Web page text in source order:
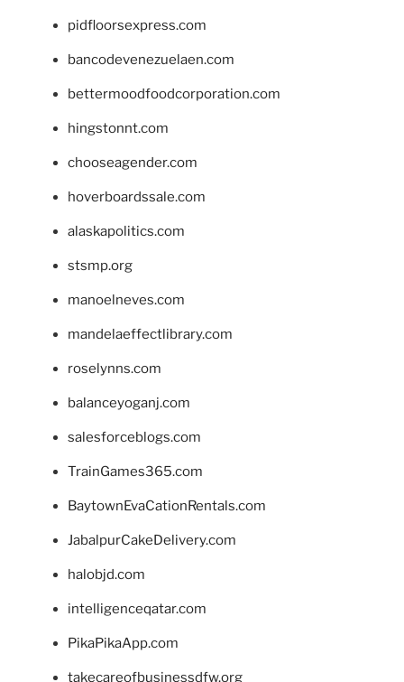
pidfloorsexpress.com
bancodevenezuelaen.com
bettermoodfoodcorporation.com
hingstonnt.com
chooseagender.com
hoverboardssale.com
alaskapolitics.com
stsmp.org
manoelneves.com
mandelaeffectlibrary.com
roselynns.com
balanceyoganj.com
salesforceblogs.com
TrainGames365.com
BaytownEvaCationRentals.com
JabalpurCakeDelivery.com
halobjd.com
intelligenceqatar.com
PikaPikaApp.com
takecareofbusinessdfw.org